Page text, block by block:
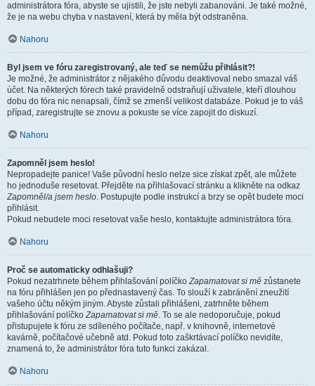
administrátora fóra, abyste se ujistili, že jste nebyli zabanováni. Je také možné,
že je na webu chyba v nastavení, která by měla být odstraněna.
Nahoru
Byl jsem ve fóru zaregistrovaný, ale teď se nemůžu přihlásit?!
Je možné, že administrátor z nějakého důvodu deaktivoval nebo smazal váš
účet. Na některých fórech také pravidelně odstraňují uživatele, kteří dlouhou
dobu do fóra nic nenapsali, čímž se zmenší velikost databáze. Pokud je to váš
případ, zaregistrujte se znovu a pokuste se více zapojit do diskuzí.
Nahoru
Zapomněl jsem heslo!
Nepropadejte panice! Vaše původní heslo nelze sice získat zpět, ale můžete
ho jednoduše resetovat. Přejděte na přihlašovací stránku a klikněte na odkaz
Zapomněl/a jsem heslo. Postupujte podle instrukcí a brzy se opět budete moci
přihlásit.
Pokud nebudete moci resetovat vaše heslo, kontaktujte administrátora fóra.
Nahoru
Proč se automaticky odhlašuji?
Pokud nezatrhnete během přihlašování políčkoZapamatovat si mě zůstanete
na fóru přihlášen jen po přednastavený čas. To slouží k zabránění zneužití
vašeho účtu někým jiným. Abyste zůstali přihlášeni, zatrhněte během
přihlašování políčkoZapamatovat si mě. To se ale nedoporučuje, pokud
přistupujete k fóru ze sdíleného počítače, např. v knihovně, internetové
kavárně, počítačové učebně atd. Pokud toto zaškrtávací políčko nevidíte,
znamená to, že administrátor fóra tuto funkci zakázal.
Nahoru